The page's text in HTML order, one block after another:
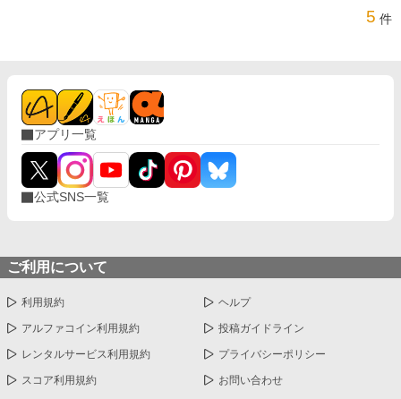
5 件
アプリ一覧
公式SNS一覧
ご利用について
利用規約 ヘルプ
アルファコイン利用規約 投稿ガイドライン
レンタルサービス利用規約 プライバシーポリシー
スコア利用規約 お問い合わせ